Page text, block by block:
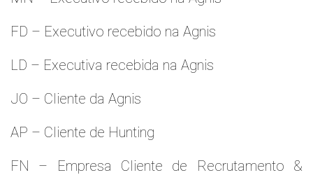
FD – Executivo recebido na Agnis
LD – Executiva recebida na Agnis
JO – Cliente da Agnis
AP – Cliente de Hunting
FN – Empresa Cliente de Recrutamento &